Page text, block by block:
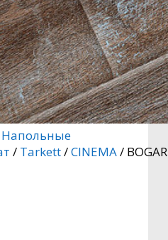
Напольные
/ Tarkett/CINEMA/